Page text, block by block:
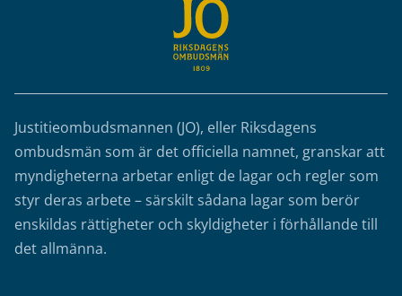
Justitieombudsmannen (JO), eller Riksdagens
ombudsmän som är det officiella namnet, granskar att
myndigheterna arbetar enligt de lagar och regler som
styr deras arbete – särskilt sådana lagar som berör
enskildas rättigheter och skyldigheter i förhållande till
det allmänna.